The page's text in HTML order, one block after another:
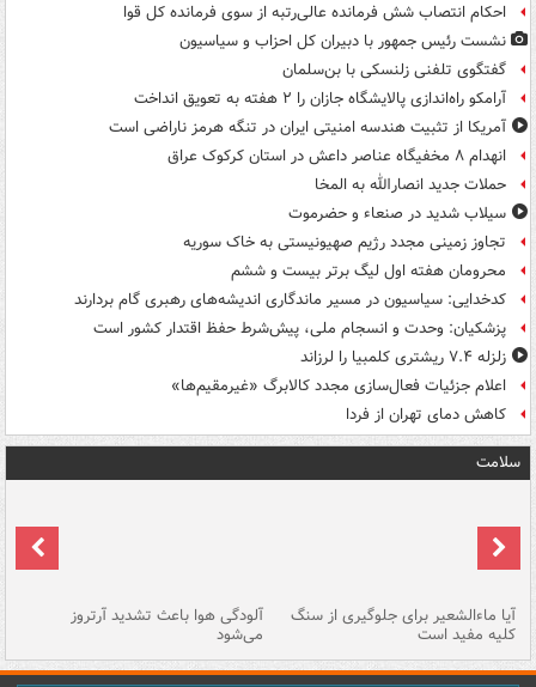
احکام انتصاب شش فرمانده عالی‌رتبه از سوی فرمانده کل قوا
نشست رئیس جمهور با دبیران کل احزاب و سیاسیون
گفتگوی تلفنی زلنسکی با بن‌سلمان
آرامکو راه‌اندازی پالایشگاه جازان را ۲ هفته به تعویق انداخت
آمریکا از تثبیت هندسه امنیتی ایران در تنگه هرمز ناراضی است
انهدام ۸ مخفیگاه عناصر داعش در استان کرکوک عراق
حملات جدید انصارالله به المخا
سیلاب شدید در صنعاء و حضرموت
تجاوز زمینی مجدد رژیم صهیونیستی به خاک سوریه
محرومان هفته اول لیگ برتر بیست و ششم
کدخدایی: سیاسیون در مسیر ماندگاری اندیشه‌های رهبری گام بردارند
پزشکیان: وحدت و انسجام ملی، پیش‌شرط حفظ اقتدار کشور است
زلزله ۷.۴ ریشتری کلمبیا را لرزاند
اعلام جزئیات فعال‌سازی مجدد کالابرگ «غیرمقیم‌ها»
کاهش دمای تهران از فردا
سلامت
آیا ماءالشعیر برای جلوگیری از سنگ
کلیه مفید است
آلودگی هوا باعث تشدید آرتروز
می‌شود